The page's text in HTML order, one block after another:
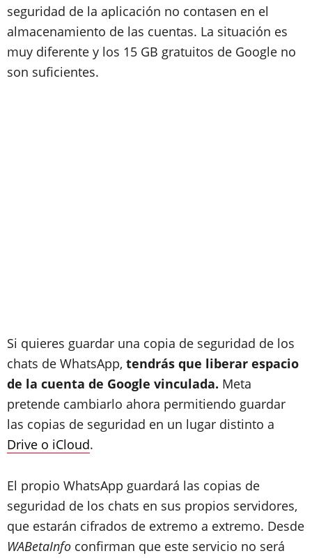
seguridad de la aplicación no contasen en el
almacenamiento de las cuentas. La situación es
muy diferente y los 15 GB gratuitos de Google no
son suficientes.
Si quieres guardar una copia de seguridad de los
chats de WhatsApp, tendrás que liberar espacio
de la cuenta de Google vinculada. Meta
pretende cambiarlo ahora permitiendo guardar
las copias de seguridad en un lugar distinto a
Drive o iCloud.
El propio WhatsApp guardará las copias de
seguridad de los chats en sus propios servidores,
que estarán cifrados de extremo a extremo. Desde
WABetaInfo confirman que este servicio no será